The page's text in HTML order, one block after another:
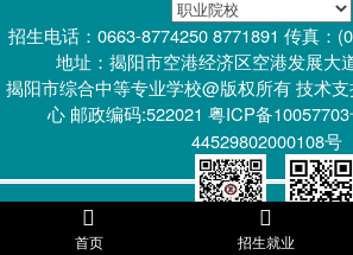
招生电话：0663-8774250 8771891 传真：
地址：揭阳市空港经济区空港发展大
揭阳市综合中等专业学校@版权所有 技术
心 邮政编码:522021 粤ICP备
44529802000108号
首页 招生就业